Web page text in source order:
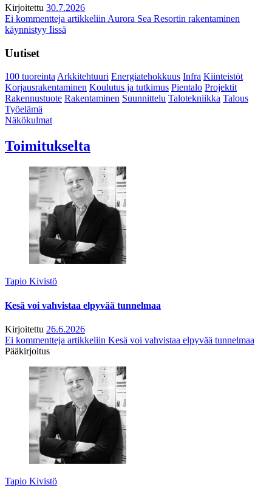
Kirjoitettu 30.7.2026
Ei kommentteja artikkeliin Aurora Sea Resortin rakentaminen
käynnistyy Iissä
Uutiset
100 tuoreintaArkkitehtuuri Energiatehokkuus Infra Kiinteistöt
Korjausrakentaminen Koulutus ja tutkimus Pientalo Projektit
Rakennustuote Rakentaminen Suunnittelu Talotekniikka Talous
Työelämä
Näkökulmat
Toimitukselta
Tapio Kivistö
Kesä voi vahvistaa elpyvää tunnelmaa
Kirjoitettu 26.6.2026
Ei kommentteja artikkeliin Kesä voi vahvistaa elpyvää tunnelmaa
Pääkirjoitus
Tapio Kivistö